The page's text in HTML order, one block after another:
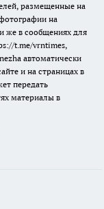
размещенные на
на
же в сообщениях для
t.me/vrntimes,
автоматически
и на страницах в
передать
материалы в